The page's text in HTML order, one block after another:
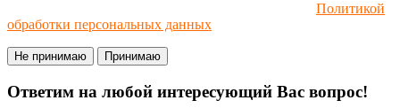
Политикой
обработки персональных данных
Не принимаю Принимаю
Ответим на любой интересующий Вас вопрос!